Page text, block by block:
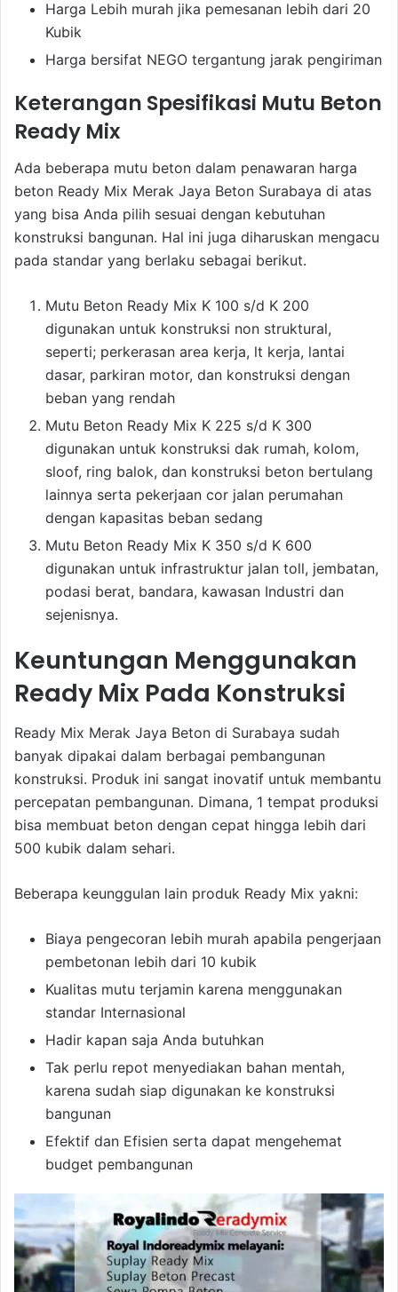
Harga Lebih murah jika pemesanan lebih dari 20
Kubik
Harga bersifat NEGO tergantung jarak pengiriman
Keterangan Spesifikasi Mutu Beton
Ready Mix
Ada beberapa mutu beton dalam penawaran harga
beton Ready Mix Merak Jaya Beton Surabaya di atas
yang bisa Anda pilih sesuai dengan kebutuhan
konstruksi bangunan. Hal ini juga diharuskan mengacu
pada standar yang berlaku sebagai berikut.
Mutu Beton Ready Mix K 100 s/d K 200
digunakan untuk konstruksi non struktural,
seperti; perkerasan area kerja, lt kerja, lantai
dasar, parkiran motor, dan konstruksi dengan
beban yang rendah
Mutu Beton Ready Mix K 225 s/d K 300
digunakan untuk konstruksi dak rumah, kolom,
sloof, ring balok, dan konstruksi beton bertulang
lainnya serta pekerjaan cor jalan perumahan
dengan kapasitas beban sedang
Mutu Beton Ready Mix K 350 s/d K 600
digunakan untuk infrastruktur jalan toll, jembatan,
podasi berat, bandara, kawasan Industri dan
sejenisnya.
Keuntungan Menggunakan
Ready Mix Pada Konstruksi
Ready Mix Merak Jaya Beton di Surabaya sudah
banyak dipakai dalam berbagai pembangunan
konstruksi. Produk ini sangat inovatif untuk membantu
percepatan pembangunan. Dimana, 1 tempat produksi
bisa membuat beton dengan cepat hingga lebih dari
500 kubik dalam sehari.
Beberapa keunggulan lain produk Ready Mix yakni:
Biaya pengecoran lebih murah apabila pengerjaan
pembetonan lebih dari 10 kubik
Kualitas mutu terjamin karena menggunakan
standar Internasional
Hadir kapan saja Anda butuhkan
Tak perlu repot menyediakan bahan mentah,
karena sudah siap digunakan ke konstruksi
bangunan
Efektif dan Efisien serta dapat mengehemat
budget pembangunan